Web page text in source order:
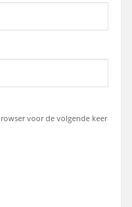
voor de volgende keer